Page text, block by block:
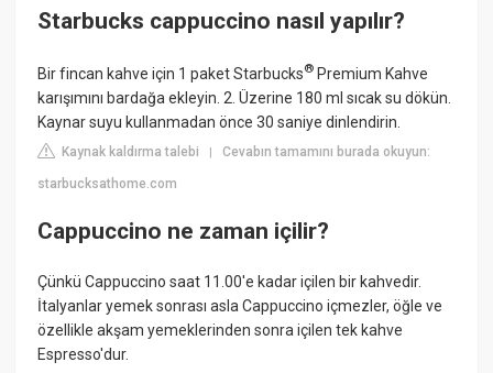
Starbucks cappuccino nasıl yapılır?
Bir fincan kahve için 1 paket Starbucks® Premium Kahve
karışımını bardağa ekleyin. 2. Üzerine 180 ml sıcak su dökün.
Kaynar suyu kullanmadan önce 30 saniye dinlendirin.
Kaynak kaldırma talebi |Cevabın tamamını burada okuyun:
starbucksathome.com
Cappuccino ne zaman içilir?
Çünkü Cappuccino saat 11.00'e kadar içilen bir kahvedir.
İtalyanlar yemek sonrası asla Cappuccino içmezler, öğle ve
özellikle akşam yemeklerinden sonra içilen tek kahve
Espresso'dur.